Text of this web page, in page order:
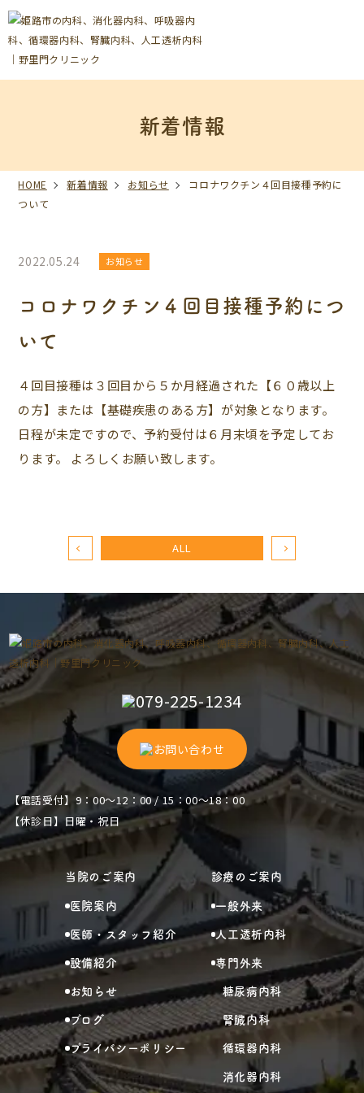
新着情報
HOME 新着情報 お知らせ
コロナワクチン４回目接種予約に
ついて
2022.05.24 お知らせ
コロナワクチン４回目接種予約につ
いて
４回目接種は３回目から５か月経過された【６０歳以上
の方】または【基礎疾患のある方】が対象となります。
日程が未定ですので、予約受付は６月末頃を予定してお
ります。 よろしくお願い致します。
ALL
079-225-1234
お問い合わせ
【電話受付】9：00～12：00 / 15：00～18：00
【休診日】日曜・祝日
当院のご案内
医院案内
医師・スタッフ紹介
設備紹介
お知らせ
ブログ
プライバシーポリシー
診療のご案内
一般外来
人工透析内科
専門外来
糖尿病内科
腎臓内科
循環器内科
消化器内科